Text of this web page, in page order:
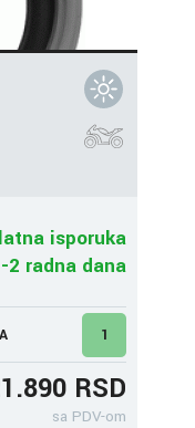
isporuka
2 radna dana
1
RSD
sa PDV-om